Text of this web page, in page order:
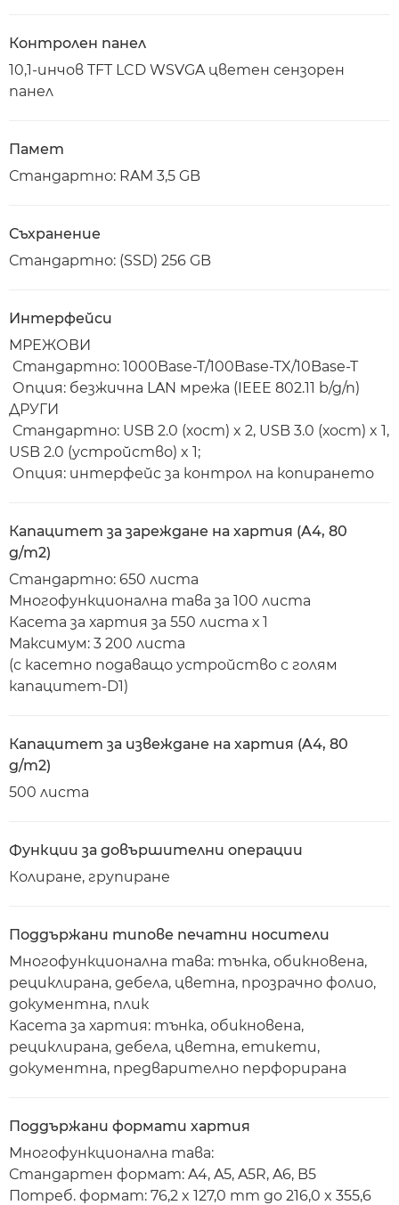
Контролен панел
10,1-инчов TFT LCD WSVGA цветен сензорен
панел
Памет
Стандартно: RAM 3,5 GB
Съхранение
Стандартно: (SSD) 256 GB
Интерфейси
МРЕЖОВИ
Стандартно: 1000Base-T/100Base-TX/10Base-T
Опция: безжична LAN мрежа (IEEE 802.11 b/g/n)
ДРУГИ
Стандартно: USB 2.0 (хост) x 2, USB 3.0 (хост) x 1,
USB 2.0 (устройство) x 1;
Опция: интерфейс за контрол на копирането
Капацитет за зареждане на хартия (A4, 80
g/m2)
Стандартно: 650 листа
Многофункционална тава за 100 листа
Касета за хартия за 550 листа х 1
Максимум: 3 200 листа
(с касетно подаващо устройство с голям
капацитет-D1)
Капацитет за извеждане на хартия (A4, 80
g/m2)
500 листа
Функции за довършителни операции
Колиране, групиране
Поддържани типове печатни носители
Многофункционална тава: тънка, обикновена,
рециклирана, дебела, цветна, прозрачно фолио,
документна, плик
Касета за хартия: тънка, обикновена,
рециклирана, дебела, цветна, етикети,
документна, предварително перфорирана
Поддържани формати хартия
Многофункционална тава:
Стандартен формат: A4, A5, A5R, A6, B5
Потреб. формат: 76,2 x 127,0 mm до 216,0 x 355,6